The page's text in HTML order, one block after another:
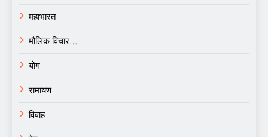
महाभारत
मौलिक विचार…
योग
रामायण
विवाह